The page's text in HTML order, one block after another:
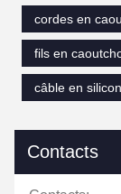
cordes en
fils en
câble en
Contacts